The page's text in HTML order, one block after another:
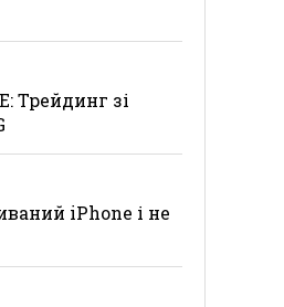
Трейдинг зі
iPhone і не